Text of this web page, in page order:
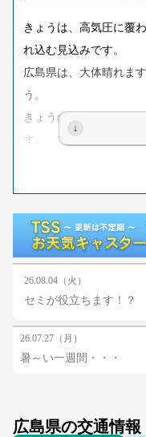
きょうは、高気圧に覆
れ込む見込みです。
広島県は、大体晴れま
う。
きょうの日中の最高気
す。
きのうより1度から2度
るなど、熱中症に厳重
あすは、高気圧に覆わ
広島県は、おおむね晴
ただ、午後は強い日差
（提供：日本気象協会
26.08.04（火）
セミが役立ちます！？
26.07.27（月）
暑～い一週間・・・
広島県の交通情報